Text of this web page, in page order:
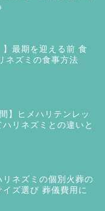
】最期を迎える前 食
ネズミの食事方法
】ヒメハリテンレッ
リネズミとの違いと
リネズミの個別火葬の
イズ選び 葬儀費用に